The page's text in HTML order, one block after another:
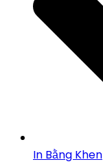
In Bằng Khen